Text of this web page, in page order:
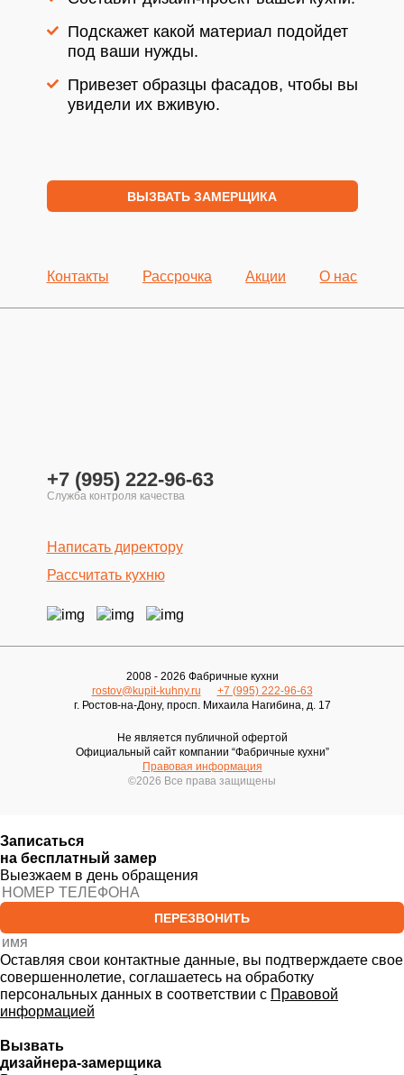
Подскажет какой материал подойдет
под ваши нужды.
Привезет образцы фасадов, чтобы вы
увидели их вживую.
ВЫЗВАТЬ ЗАМЕРЩИКА
Контакты Рассрочка Акции О нас
Написать директору
Рассчитать кухню
+7 (995) 222-96-63
2008 - 2026 Фабричные кухни
rostov@kupit-kuhny.ru
+7 (995) 222-96-63
г. Ростов-на-Дону, ​просп. Михаила Нагибина, д. 17
Не является публичной офертой
Официальный сайт компании “Фабричные кухни”
Правовая информация
©2026 Все права защищены
Записаться
на бесплатный замер
Выезжаем в день обращения
ПЕРЕЗВОНИТЬ
Оставляя свои контактные данные, вы подтверждаете свое
совершеннолетие, соглашаетесь на обработку
персональных данных в соответствии с Правовой
информацией
Вызвать
дизайнера-замерщика